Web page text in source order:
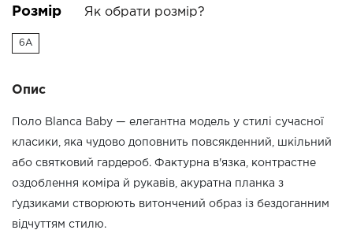
Розмір Як обрати розмір?
6A
Опис
Поло Blanca Baby — елегантна модель у стилі сучасної
класики, яка чудово доповнить повсякденний, шкільний
або святковий гардероб. Фактурна в'язка, контрастне
оздоблення коміра й рукавів, акуратна планка з
ґудзиками створюють витончений образ із бездоганним
відчуттям стилю.